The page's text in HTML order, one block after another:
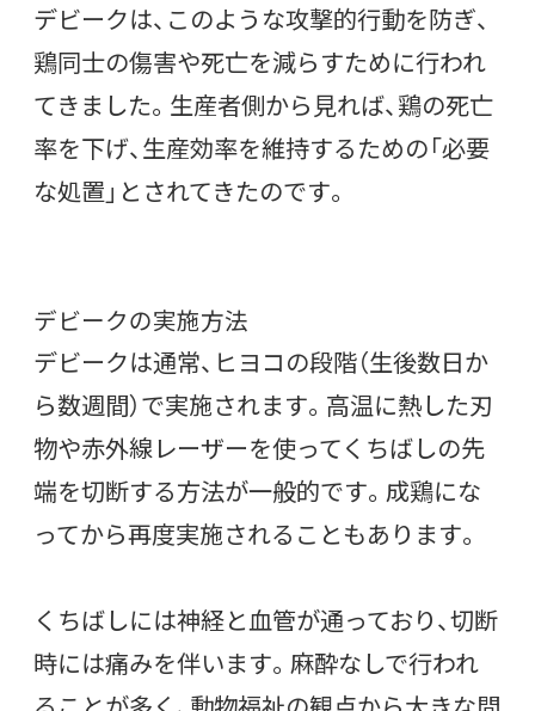
デビークは、このような攻撃的行動を防ぎ、
鶏同士の傷害や死亡を減らすために行われ
てきました。生産者側から見れば、鶏の死亡
率を下げ、生産効率を維持するための「必要
な処置」とされてきたのです。
デビークの実施方法
デビークは通常、ヒヨコの段階（生後数日か
ら数週間）で実施されます。高温に熱した刃
物や赤外線レーザーを使ってくちばしの先
端を切断する方法が一般的です。成鶏にな
ってから再度実施されることもあります。
くちばしには神経と血管が通っており、切断
時には痛みを伴います。麻酔なしで行われ